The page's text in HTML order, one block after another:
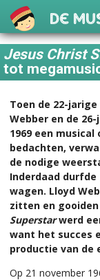
De
Jesus Christ
tot
Toen de 22-
Webber en de
1969 een musical
bedachten,
de nodige
Inderdaad
wagen. Lloyd
zitten en
Superstarwerd
want het succes
productie van de
Op 21 november